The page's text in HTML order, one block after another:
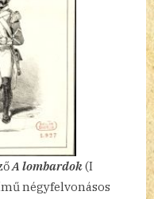
A lombardok(I
négyfelvonásos